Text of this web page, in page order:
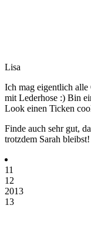
Lisa
Ich mag eigentlich
mit Lederhose :) Bin
Look einen Ticken
Finde auch sehr gut,
trotzdem Sarah bleibst!
11
12
2013
13